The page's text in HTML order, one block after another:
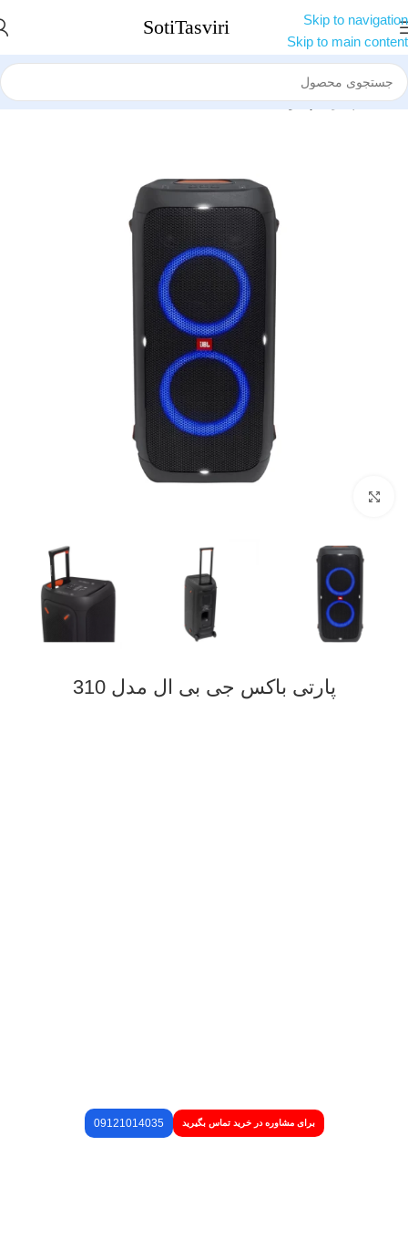
Skip to navigation
Skip to main content
خانه اسپیکر اسپیکر جی بی ال
پارتی باکس جی بی ال مدل 310
برای مشاوره در خرید تماس بگیرید 09121014035